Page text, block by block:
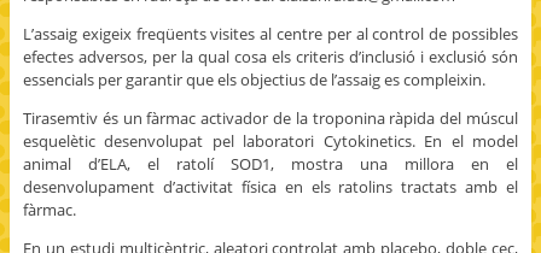
L’assaig exigeix freqüents visites al centre per al control de possibles
efectes adversos, per la qual cosa els criteris d’inclusió i exclusió són
essencials per garantir que els objectius de l’assaig es compleixin.
Tirasemtiv és un fàrmac activador de la troponina ràpida del múscul
esquelètic desenvolupat pel laboratori Cytokinetics. En el model
animal d’ELA, el ratolí SOD1, mostra una millora en el
desenvolupament d’activitat física en els ratolins tractats amb el
fàrmac.
En un estudi multicèntric, aleatori controlat amb placebo, doble cec,